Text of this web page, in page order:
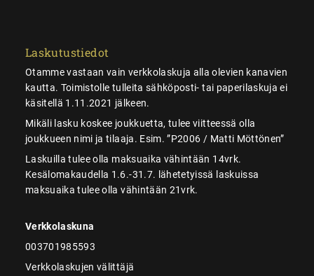
Laskutustiedot
Otamme vastaan vain verkkolaskuja alla olevien kanavien
kautta. Toimistolle tulleita sähköposti- tai paperilaskuja ei
käsitellä 1.11.2021 jälkeen.
Mikäli lasku koskee joukkuetta, tulee viitteessä olla
joukkueen nimi ja tilaaja. Esim. ”P2006 / Matti Möttönen”
Laskuilla tulee olla maksuaika vähintään 14vrk.
Kesälomakaudella 1.6.-31.7. lähetetyissä laskuissa
maksuaika tulee olla vähintään 21vrk.
Verkkolaskuna
003701985593
Verkkolaskujen välittäjä